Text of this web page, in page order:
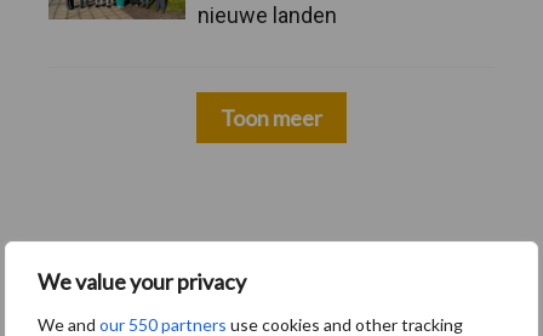
We value your privacy
We and our 550 partners use cookies and other tracking
nieuwe landen
Toon meer